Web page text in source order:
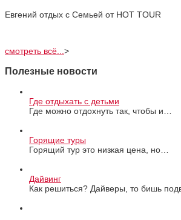
Евгений отдых с Cемьей от HOT TOUR
смотреть всё... >
Полезные новости
Где отдыхать с детьми
Где можно отдохнуть так, чтобы и…
Горящие туры
Горящий тур это низкая цена, но…
Дайвинг
Как решиться? Дайверы, то бишь